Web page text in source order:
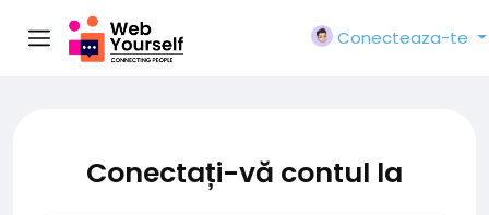
Conecteaza-te
Conectați-vă contul la